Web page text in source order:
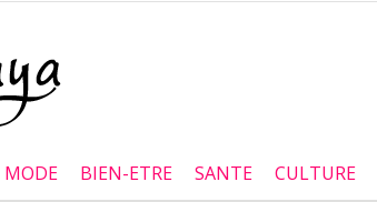
MODE BIEN-ETRE SANTE CULTURE